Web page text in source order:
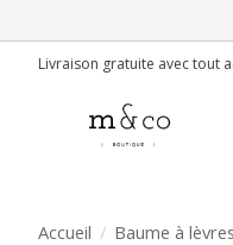
Livraison gratuite avec tout
Accueil / Baume à